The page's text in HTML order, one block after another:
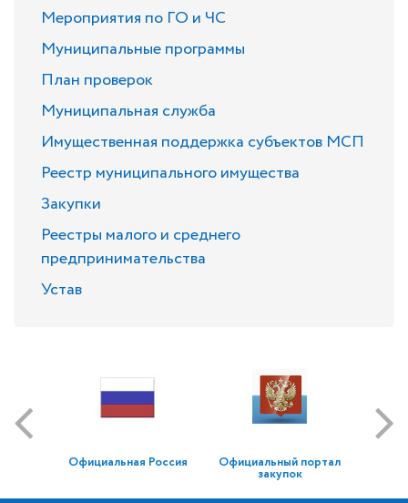
Мероприятия по ГО и ЧС
Муниципальные программы
План проверок
Муниципальная служба
Имущественная поддержка субъектов МСП
Реестр муниципального имущества
Закупки
Реестры малого и среднего
предпринимательства
Устав
Официальная Россия Официальный портал
закупок